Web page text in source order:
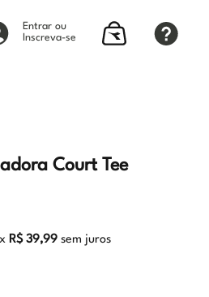
Entrar ou
Inscreva-se
Court Tee
xR$ 39,99 sem juros